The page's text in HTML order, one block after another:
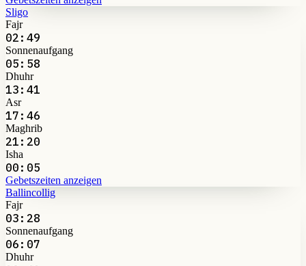
Sligo
Fajr
02:49
Sonnenaufgang
05:58
Dhuhr
13:41
Asr
17:46
Maghrib
21:20
Isha
00:05
Gebetszeiten anzeigen
Ballincollig
Fajr
03:28
Sonnenaufgang
06:07
Dhuhr